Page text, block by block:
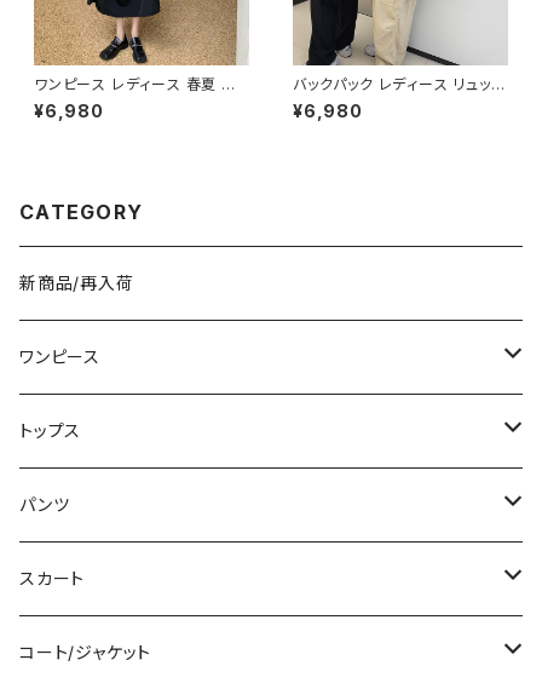
ワンピース レディース 春夏 秋
冬 春 夏 秋 冬 長袖 黒ワンピー
ス カシュクールワンピース ミデ
ワンピ ブラック 体型カバー 大
40代 K-O0010
¥6,980
バックパック レディース リュック
春夏 秋冬 春 夏 秋 冬 黒 白 バ
ッグ 大容量 リュックサック かば
撥水 防水 キャンプ リュック バッ
¥6,980
CATEGORY
新商品/再入荷
ワンピース
ミニ/ショート
ミディアム/ミモレ
ロング/マキシ
袖付き
トップス
Tシャツ/カットソー
タンクトップ/キャミソール
シャツ/ブラウス
パンツ
ショート丈
クロップド丈
スカート
ミニ/ショート
コート/ジャケット